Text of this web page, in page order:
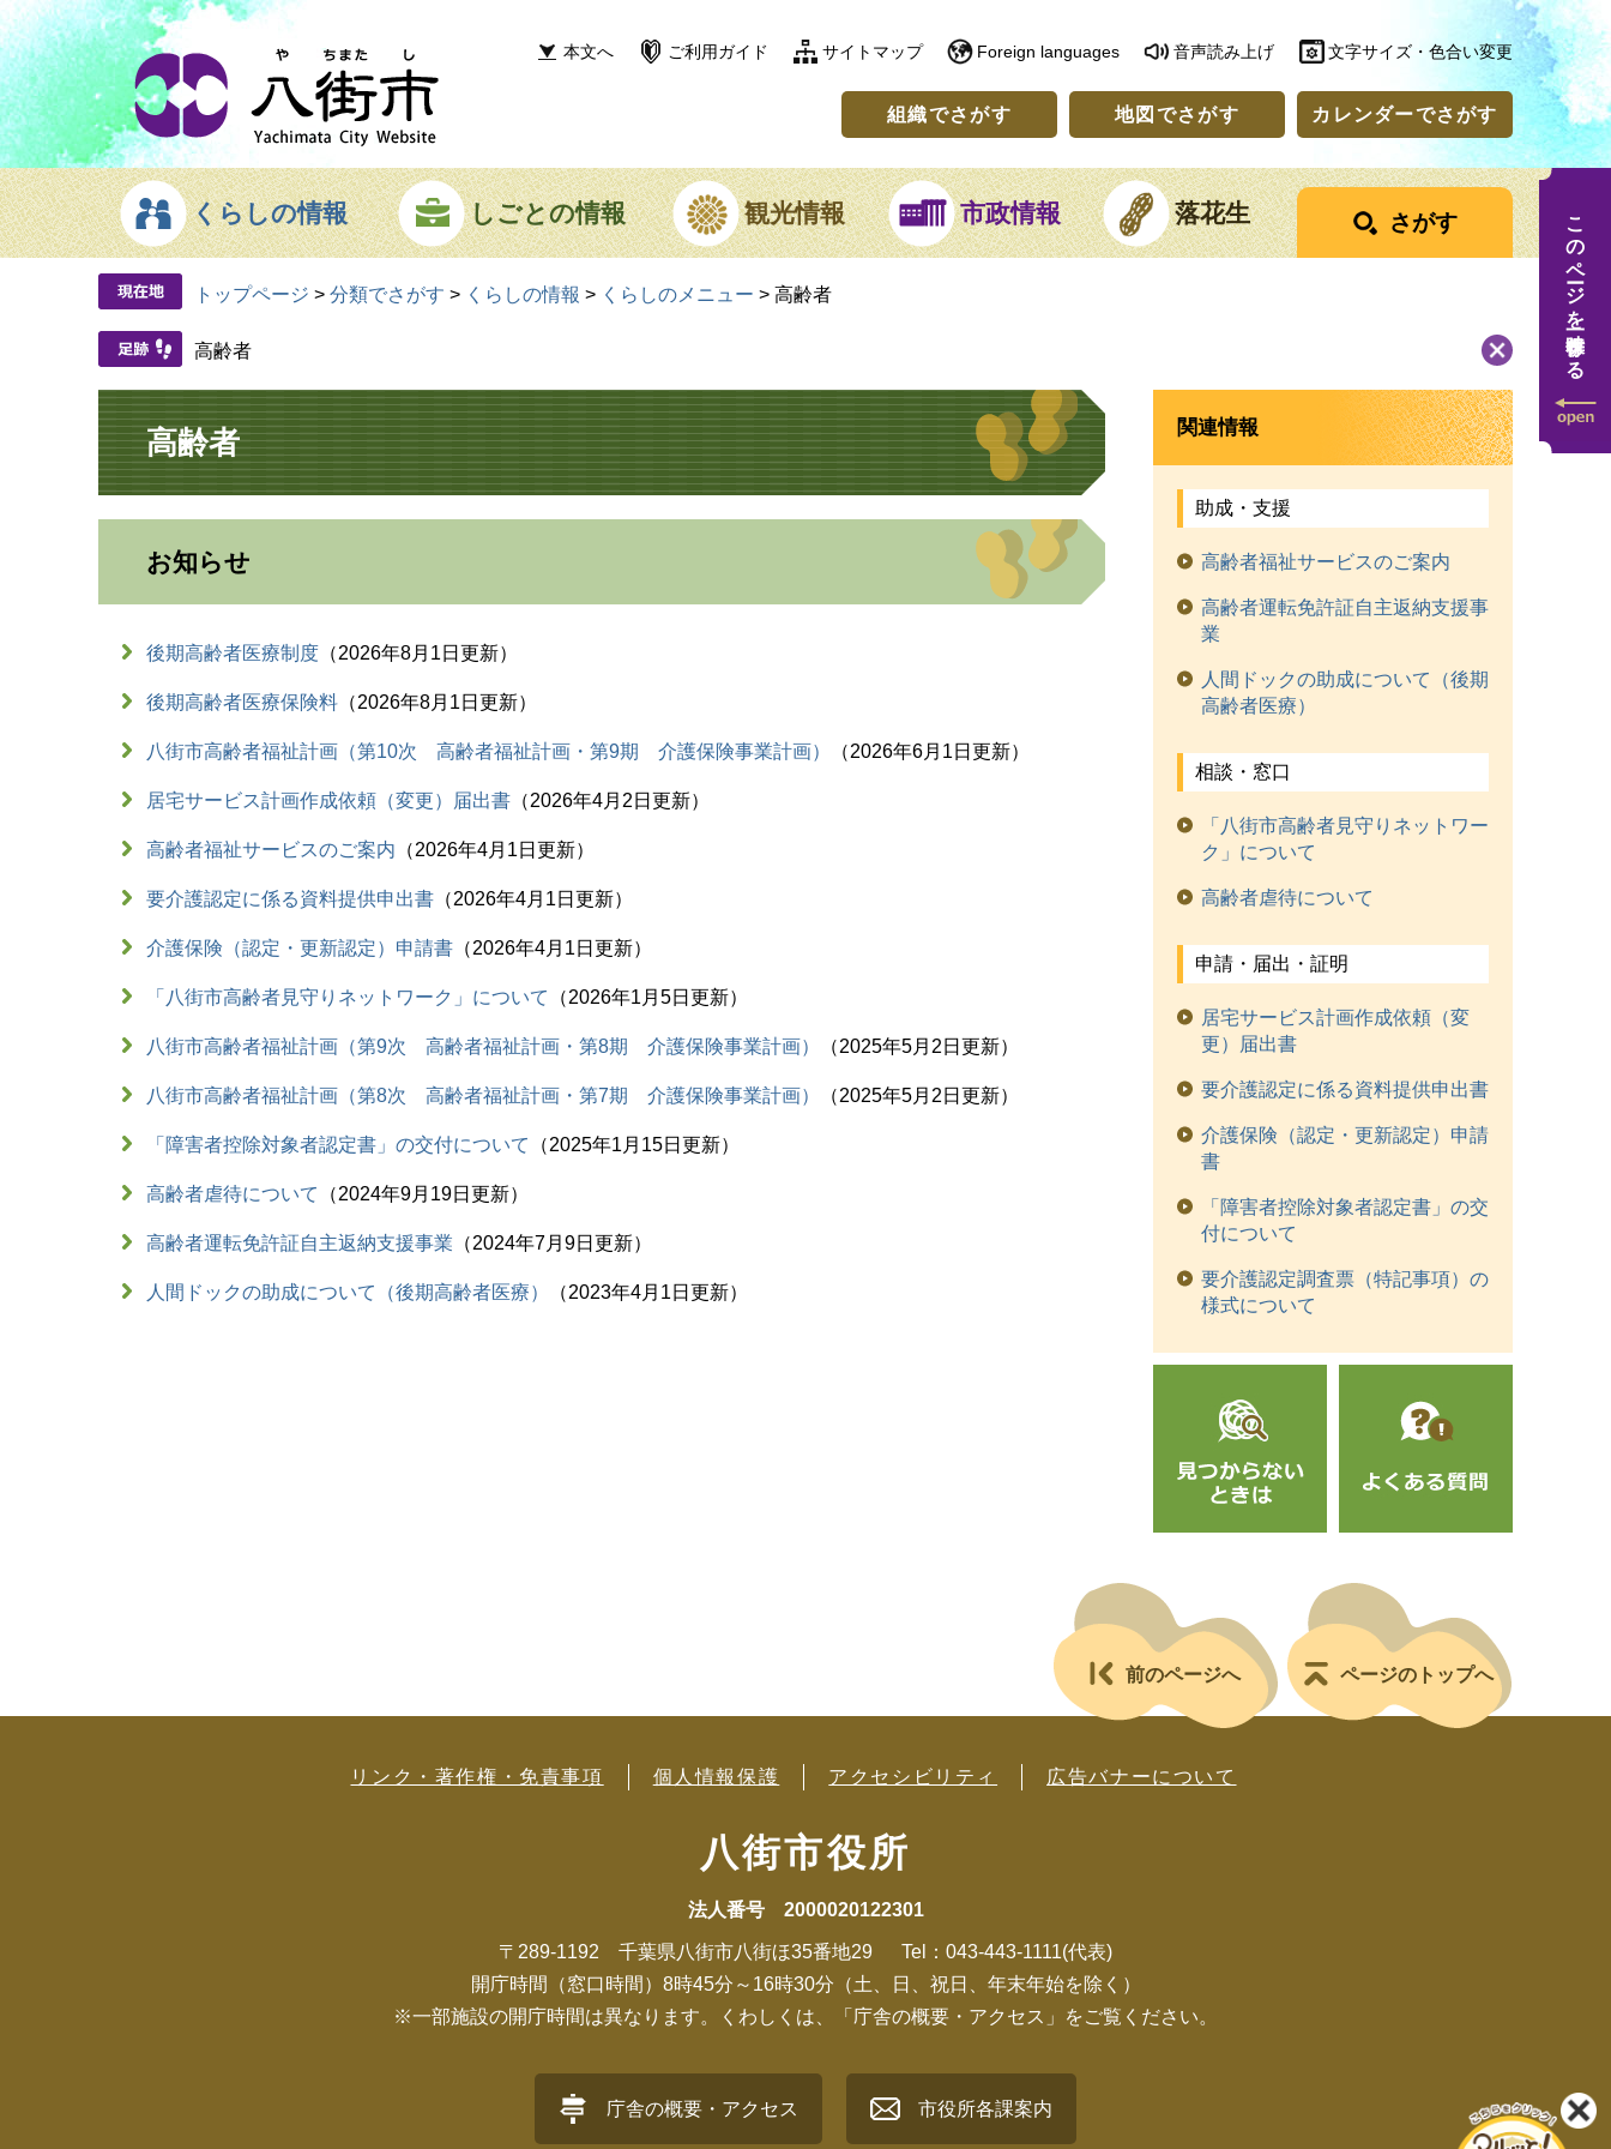
ページの先頭です。
メニューを飛ばして本文へ
本文へ ご利用ガイド サイトマップ Foreign languages 音声読み上げ 文字サイズ・色合い変更
組織でさがす 地図でさがす カレンダーでさがす
くらしの情報 しごとの情報 観光情報 市政情報 落花生 さがす
トップページ > 分類でさがす > くらしの情報 > くらしのメニュー > 高齢者
高齢者
本文
高齢者
お知らせ
後期高齢者医療制度 2026年8月1日更新
後期高齢者医療保険料 2026年8月1日更新
八街市高齢者福祉計画（第10次 高齢者福祉計画・第9期 介護保険事業計画） 2026年6月1日更新
居宅サービス計画作成依頼（変更）届出書 2026年4月2日更新
高齢者福祉サービスのご案内 2026年4月1日更新
要介護認定に係る資料提供申出書 2026年4月1日更新
介護保険（認定・更新認定）申請書 2026年4月1日更新
「八街市高齢者見守りネットワーク」について 2026年1月5日更新
八街市高齢者福祉計画（第9次 高齢者福祉計画・第8期 介護保険事業計画） 2025年5月2日更新
八街市高齢者福祉計画（第8次 高齢者福祉計画・第7期 介護保険事業計画） 2025年5月2日更新
「障害者控除対象者認定書」の交付について 2025年1月15日更新
高齢者虐待について 2024年9月19日更新
高齢者運転免許証自主返納支援事業 2024年7月9日更新
人間ドックの助成について（後期高齢者医療） 2023年4月1日更新
関連情報
助成・支援
高齢者福祉サービスのご案内
高齢者運転免許証自主返納支援事
業
人間ドックの助成について（後期
高齢者医療）
相談・窓口
「八街市高齢者見守りネットワー
ク」について
高齢者虐待について
申請・届出・証明
居宅サービス計画作成依頼（変
更）届出書
要介護認定に係る資料提供申出書
介護保険（認定・更新認定）申請
書
「障害者控除対象者認定書」の交
付について
要介護認定調査票（特記事項）の
様式について
前のページへ ページのトップへ
リンク・著作権・免責事項 個人情報保護 アクセシビリティ 広告バナーについて
八街市役所
法人番号 2000020122301
〒289-1192 千葉県八街市八街ほ35番地29
Tel：043-443-1111(代表)
開庁時間（窓口時間）8時45分～16時30分（土、日、祝日、年末年始を除く）
※一部施設の開庁時間は異なります。くわしくは、「庁舎の概要・アクセス」をご覧ください。
庁舎の概要・アクセス 市役所各課案内
このページを一時保存する